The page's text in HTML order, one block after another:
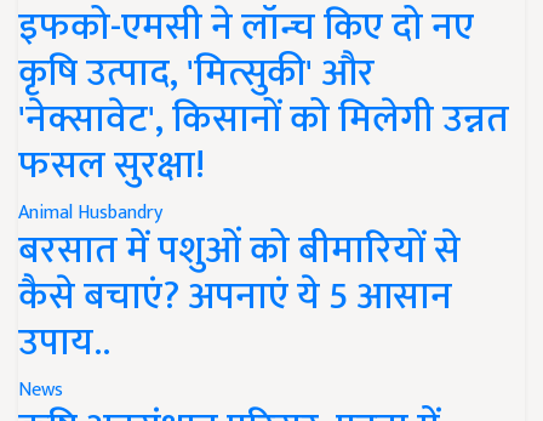
इफको-एमसी ने लॉन्च किए दो नए
कृषि उत्पाद, 'मित्सुकी' और
'नेक्सावेट', किसानों को मिलेगी उन्नत
फसल सुरक्षा!
Animal Husbandry
बरसात में पशुओं को बीमारियों से
कैसे बचाएं? अपनाएं ये 5 आसान
उपाय..
News